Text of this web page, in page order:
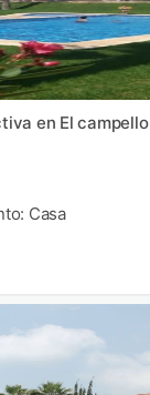
en El campello
Casa